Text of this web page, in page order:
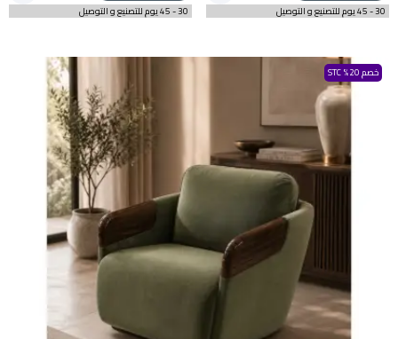
30 - 45 يوم للتصنيع و التوصيل 30 - 45 يوم للتصنيع و التوصيل
خصم 20% STC